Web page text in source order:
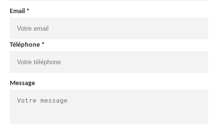
Email *
Téléphone *
Message